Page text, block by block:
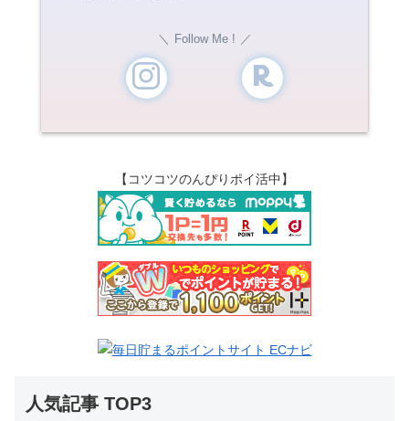
Follow Me !
【コツコツのんぴりポイ活中】
人気記事 TOP3